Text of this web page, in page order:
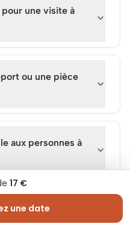
une visite à
ou une pièce
aux personnes à
consigne pour
?
17 €
une date